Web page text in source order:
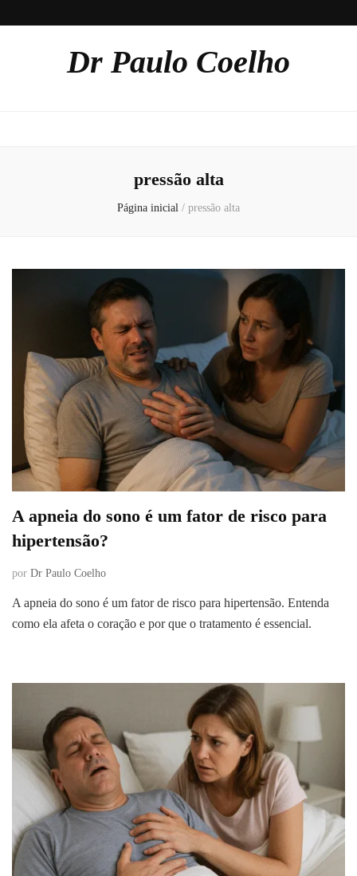
Dr Paulo Coelho
pressão alta
Página inicial / pressão alta
A apneia do sono é um fator de risco para
hipertensão?
por Dr Paulo Coelho
A apneia do sono é um fator de risco para hipertensão. Entenda
como ela afeta o coração e por que o tratamento é essencial.